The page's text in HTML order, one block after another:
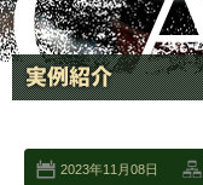
2023年11月08日